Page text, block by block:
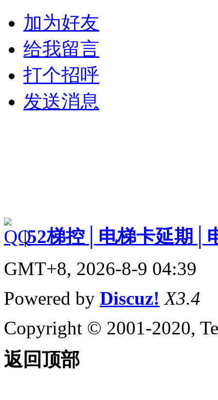
加为好友
给我留言
打个招呼
发送消息
|52梯控│电梯卡延期│
GMT+8, 2026-8-9 04:39
Powered by Discuz! X3.4
Copyright © 2001-2020,
返回顶部